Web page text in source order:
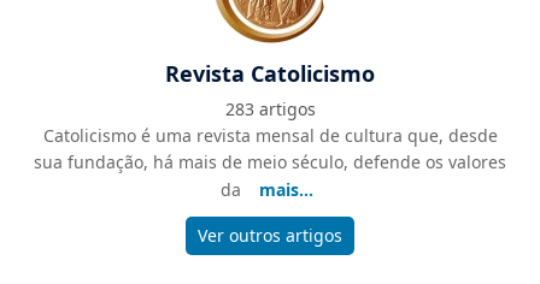
Revista Catolicismo
283 artigos
Catolicismo é uma revista mensal de cultura que, desde
sua fundação, há mais de meio século, defende os valores
da
mais...
Ver outros artigos